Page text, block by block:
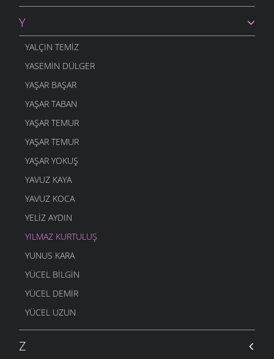
Y
YALÇIN TEMIZ
YASEMIN DÜLGER
YAŞAR BAŞAR
YAŞAR TABAN
YAŞAR TEMUR
YAŞAR TEMUR
YAŞAR YOKUŞ
YAVUZ KAYA
YAVUZ KOCA
YELIZ AYDIN
YILMAZ KURTULUŞ
YUNUS KARA
YÜCEL BILGIN
YÜCEL DEMIR
YÜCEL UZUN
Z